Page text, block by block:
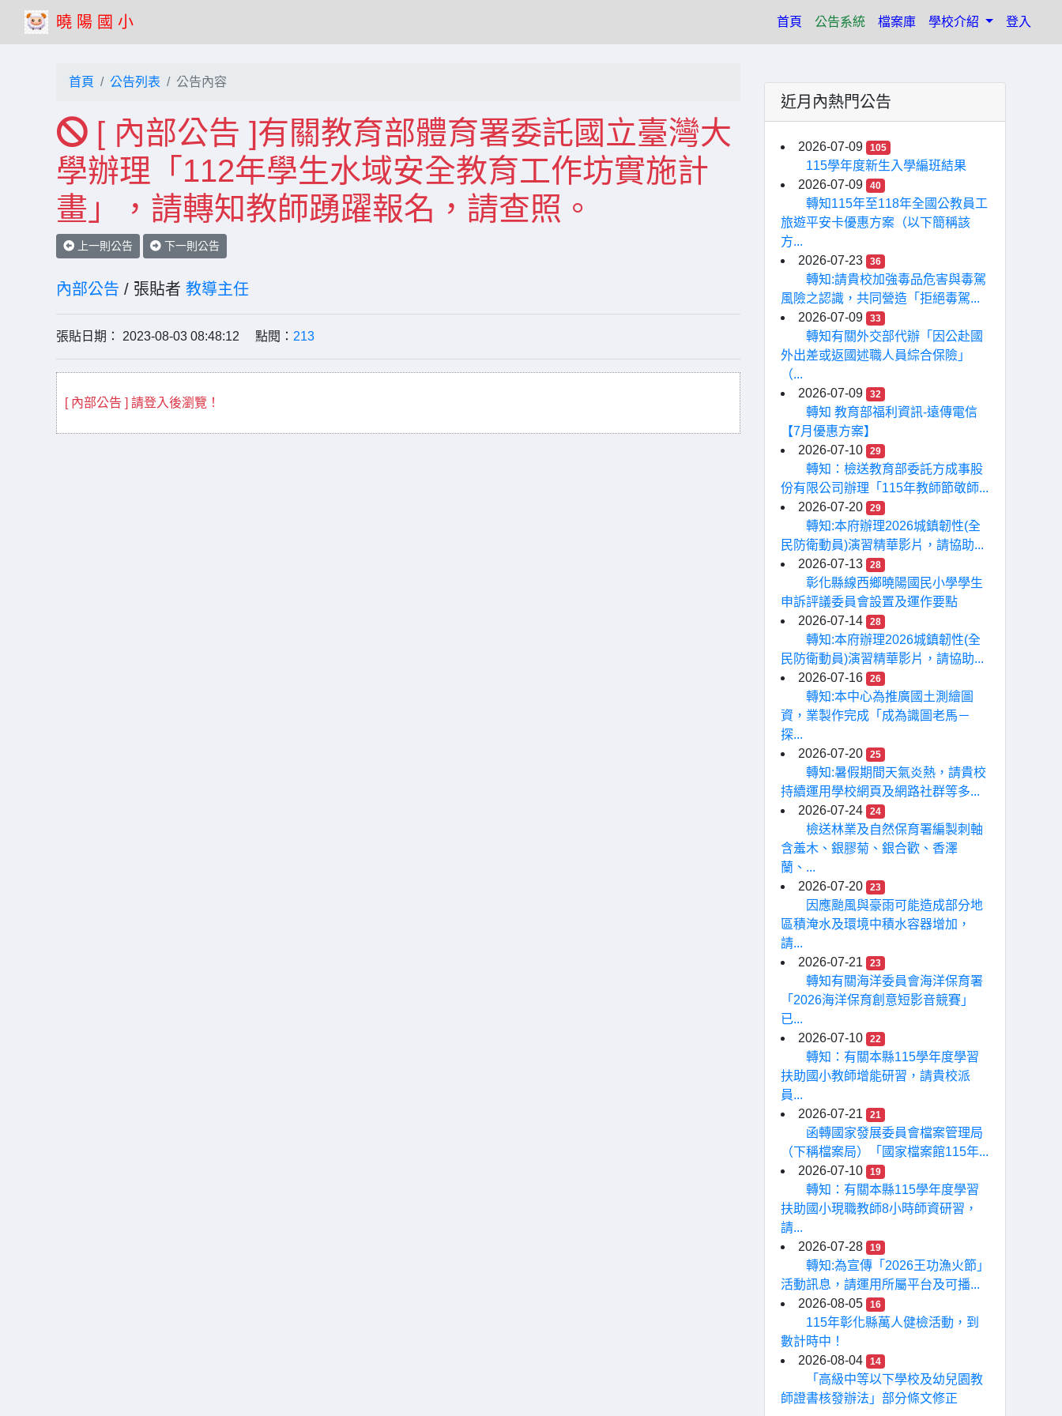
曉 陽 國 小 首頁 (current)
公告系統 檔案庫 學校介紹 登入
首頁 公告列表 公告內容
[ 內部公告 ]有關教育部體育署委託國立臺灣大
學辦理「112年學生水域安全教育工作坊實施計
畫」，請轉知教師踴躍報名，請查照。
上一則公告 下一則公告
內部公告 / 張貼者 教導主任
張貼日期： 2023-08-03 08:48:12 點閱： 213
[ 內部公告 ] 請登入後瀏覽！
近月內熱門公告
2026-07-09 105
115學年度新生入學編班結果
2026-07-09
40
轉知115年至118年全國公教員工
旅遊平安卡優惠方案（以下簡稱該
方...
2026-07-23
36
轉知:請貴校加強毒品危害與毒駕
風險之認識，共同營造「拒絕毒駕...
2026-07-09
33
轉知有關外交部代辦「因公赴國
外出差或返國述職人員綜合保險」
（...
2026-07-09
32
轉知 教育部福利資訊-遠傳電信
【7月優惠方案】
2026-07-10
29
轉知：檢送教育部委託方成事股
份有限公司辦理「115年教師節敬師...
2026-07-20
29
轉知:本府辦理2026城鎮韌性(全
民防衛動員)演習精華影片，請協助...
2026-07-13
28
彰化縣線西鄉曉陽國民小學學生
申訴評議委員會設置及運作要點
2026-07-14
28
轉知:本府辦理2026城鎮韌性(全
民防衛動員)演習精華影片，請協助...
2026-07-16
26
轉知:本中心為推廣國土測繪圖
資，業製作完成「成為識圖老馬－
探...
2026-07-20
25
轉知:暑假期間天氣炎熱，請貴校
持續運用學校網頁及網路社群等多...
2026-07-24
24
檢送林業及自然保育署編製刺軸
含羞木、銀膠菊、銀合歡、香澤
蘭、...
2026-07-20
23
因應颱風與豪雨可能造成部分地
區積淹水及環境中積水容器增加，
請...
2026-07-21
23
轉知有關海洋委員會海洋保育署
「2026海洋保育創意短影音競賽」
已...
2026-07-10
22
轉知：有關本縣115學年度學習
扶助國小教師增能研習，請貴校派
員...
2026-07-21
21
函轉國家發展委員會檔案管理局
（下稱檔案局）「國家檔案館115年...
2026-07-10
19
轉知：有關本縣115學年度學習
扶助國小現職教師8小時師資研習，
請...
2026-07-28
19
轉知:為宣傳「2026王功漁火節」
活動訊息，請運用所屬平台及可播...
2026-08-05
16
115年彰化縣萬人健檢活動，到
數計時中！
2026-08-04
14
「高級中等以下學校及幼兒園教
師證書核發辦法」部分條文修正